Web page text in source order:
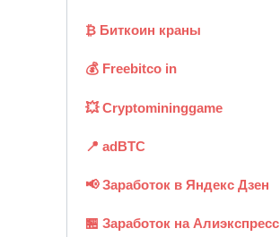
₿ Биткоин краны
💰 Freebitco in
💥 Cryptomininggame
📍 adBTC
📢 Заработок в Яндекс Дзен
🏪 Заработок на Алиэкспресс